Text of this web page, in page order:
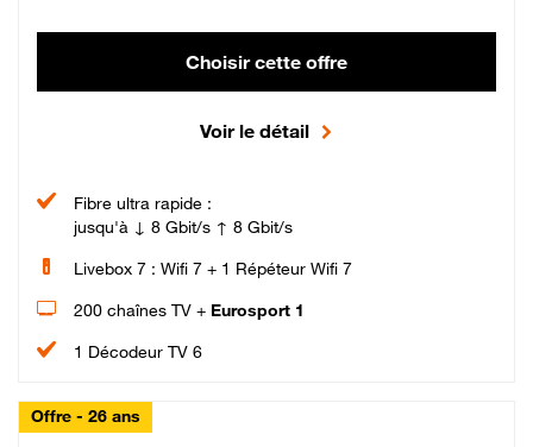
Choisir cette offre
Voir le détail
Fibre ultra rapide :
jusqu'à ↓ 8 Gbit/s ↑ 8 Gbit/s
Livebox 7 : Wifi 7 + 1 Répéteur Wifi 7
200 chaînes TV + Eurosport 1
1 Décodeur TV 6
Offre - 26 ans